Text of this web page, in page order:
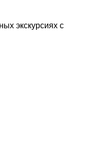
экскурсиях с